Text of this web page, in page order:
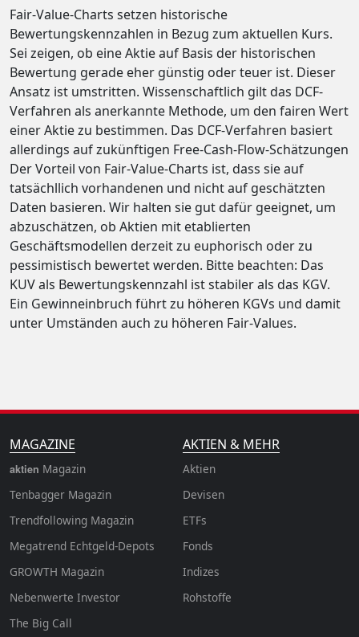
Fair-Value-Charts setzen historische
Bewertungskennzahlen in Bezug zum aktuellen Kurs.
Sei zeigen, ob eine Aktie auf Basis der historischen
Bewertung gerade eher günstig oder teuer ist. Dieser
Ansatz ist umstritten. Wissenschaftlich gilt das DCF-
Verfahren als anerkannte Methode, um den fairen Wert
einer Aktie zu bestimmen. Das DCF-Verfahren basiert
allerdings auf zukünftigen Free-Cash-Flow-Schätzungen
Der Vorteil von Fair-Value-Charts ist, dass sie auf
tatsächllich vorhandenen und nicht auf geschätzten
Daten basieren. Wir halten sie gut dafür geeignet, um
abzuschätzen, ob Aktien mit etablierten
Geschäftsmodellen derzeit zu euphorisch oder zu
pessimistisch bewertet werden. Bitte beachten: Das
KUV als Bewertungskennzahl ist stabiler als das KGV.
Ein Gewinneinbruch führt zu höheren KGVs und damit
unter Umständen auch zu höheren Fair-Values.
MAGAZINE
aktien Magazin
Tenbagger Magazin
Trendfollowing Magazin
Megatrend Echtgeld-Depots
GROWTH Magazin
Nebenwerte Investor
The Big Call
AKTIEN & MEHR
Aktien
Devisen
ETFs
Fonds
Indizes
Rohstoffe